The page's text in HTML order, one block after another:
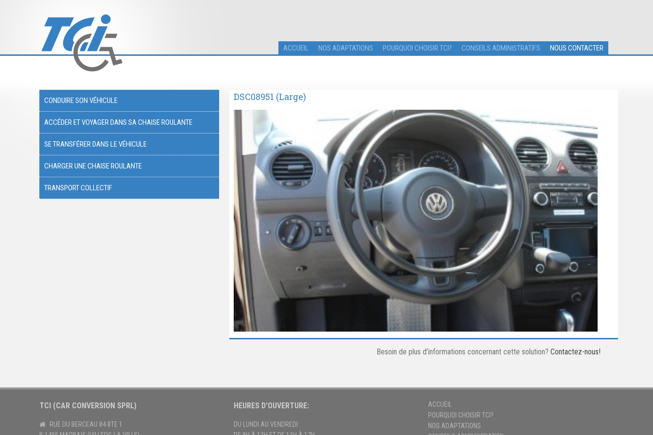
ACCUEIL NOS ADAPTATIONS POURQUOI CHOISIR TCI? CONSEILS ADMINISTRATIFS NOUS CONTACTER
CONDUIRE SON VÉHICULE
ACCÉDER ET VOYAGER DANS SA CHAISE ROULANTE
SE TRANSFÉRER DANS LE VÉHICULE
CHARGER UNE CHAISE ROULANTE
TRANSPORT COLLECTIF
DSC08951 (Large)
Besoin de plus d’informations concernant cette solution? Contactez-nous!
TCI (CAR CONVERSION SPRL)
RUE DU BERCEAU 84 BTE 1
HEURES D'OUVERTURE:
DU LUNDI AU VENDREDI :
ACCUEIL
POURQUOI CHOISIR TCI?
NOS ADAPTATIONS